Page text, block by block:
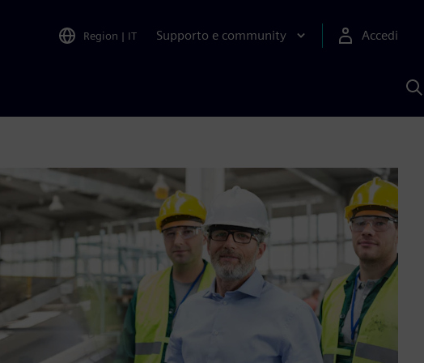
Region | IT Supporto e community Accedi